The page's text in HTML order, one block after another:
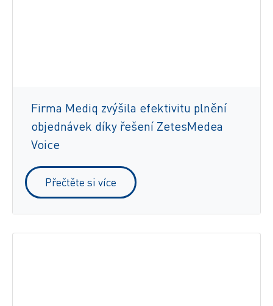
Firma Mediq zvýšila efektivitu plnění
objednávek díky řešení ZetesMedea
Voice
Přečtěte si více